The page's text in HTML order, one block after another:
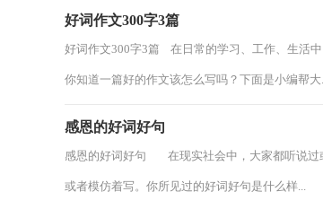
好词作文300字3篇
好词作文300字3篇 在日常的学习、工作、生活
你知道一篇好的作文该怎么写吗？下面是小编帮大
感恩的好词好句
感恩的好词好句 在现实社会中，大家都听说过
或者模仿着写。你所见过的好词好句是什么样...